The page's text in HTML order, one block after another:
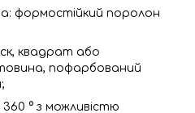
формостійкий поролон
квадрат або
пофарбований
° з можливістю